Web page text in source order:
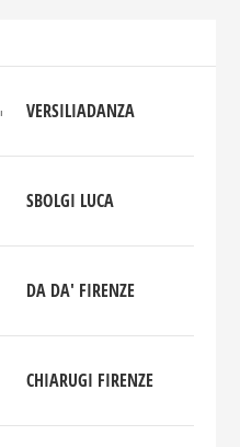
VERSILIADANZA
SBOLGI LUCA
DA DA' FIRENZE
CHIARUGI FIRENZE